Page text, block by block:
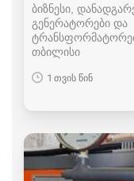
ბიზნესი,
გენერატორები და
თბილისი
1 თვის წინ